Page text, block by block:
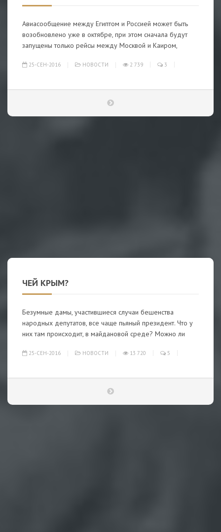
Авиасообщение между Египтом и Россией может быть
возобновлено уже в октябре, при этом сначала будут
запущены только рейсы между Москвой и Каиром,
25-СЕН-2016 НОВОСТИ 2 739 3
ЧЕЙ КРЫМ?
Безумные дамы, участившиеся случаи бешенства
народных депутатов, все чаще пьяный президент. Что у
них там происходит, в майдановой среде? Можно ли
25-СЕН-2016 НОВОСТИ 13 720 5